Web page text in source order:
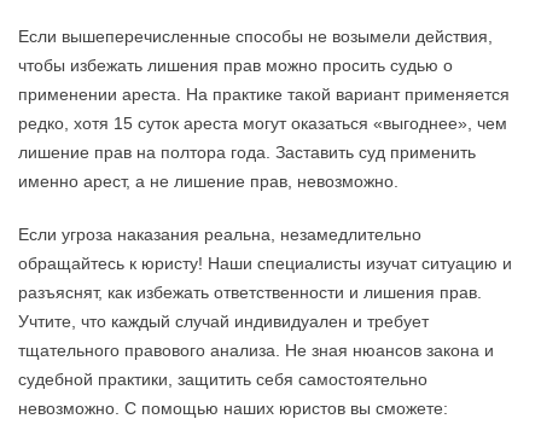
Если вышеперечисленные способы не возымели действия,
чтобы избежать лишения прав можно просить судью о
применении ареста. На практике такой вариант применяется
редко, хотя 15 суток ареста могут оказаться «выгоднее», чем
лишение прав на полтора года. Заставить суд применить
именно арест, а не лишение прав, невозможно.
Если угроза наказания реальна, незамедлительно
обращайтесь к юристу! Наши специалисты изучат ситуацию и
разъяснят, как избежать ответственности и лишения прав.
Учтите, что каждый случай индивидуален и требует
тщательного правового анализа. Не зная нюансов закона и
судебной практики, защитить себя самостоятельно
невозможно. С помощью наших юристов вы сможете: